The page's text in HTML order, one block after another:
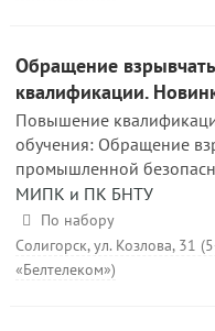
Обращение
квалификации.
Повышение
обучения: Обращение
промышленной
МИПК и ПК БНТУ
По набору
Солигорск, ул. Козлова, 31
«Белтелеком»)